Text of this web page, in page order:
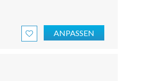
ANPASSEN